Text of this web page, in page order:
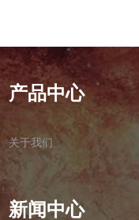
产品中心
关于我们
新闻中心